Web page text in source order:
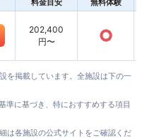
料金目安 無料体験
202,400
円〜
○
を掲載しています。全施設は下の一
準に基づき、特におすすめする項目
は各施設の公式サイトをご確認くだ